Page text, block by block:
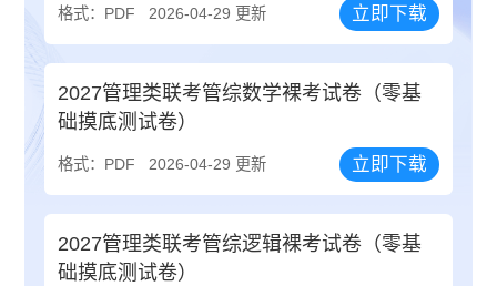
格式：PDF 2026-04-29 更新 立即下载
2027管理类联考管综数学裸考试卷（零基
础摸底测试卷）
格式：PDF 2026-04-29 更新 立即下载
2027管理类联考管综逻辑裸考试卷（零基
础摸底测试卷）